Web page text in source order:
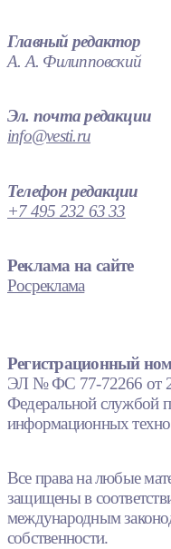
Главный редактор
А. А. Филипповский
Эл. почта редакции
info@vesti.ru
Телефон редакции
+7 495 232 63 33
Реклама на сайте
Росреклама
Регистрационный
ЭЛ № ФС 77-72266 от
Федеральной службой
информационных
Все права на любые
защищены в
международным
собственности.